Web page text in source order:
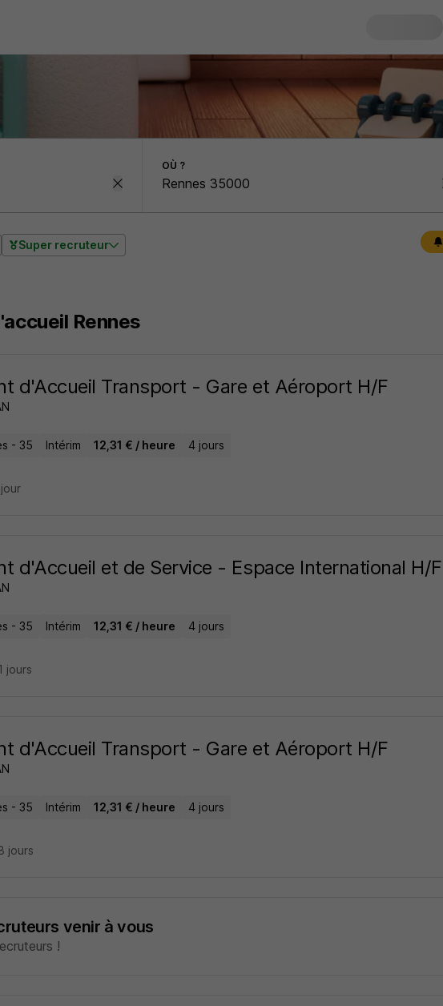
OÙ ?
Super recruteur
Rennes
d'Accueil Transport - Gare et Aéroport H/F
- 35 Intérim 12,31 € / heure 4 jours
d'Accueil et de Service - Espace International H/F
- 35 Intérim 12,31 € / heure 4 jours
jours
d'Accueil Transport - Gare et Aéroport H/F
- 35 Intérim 12,31 € / heure 4 jours
jours
venir à vous
!